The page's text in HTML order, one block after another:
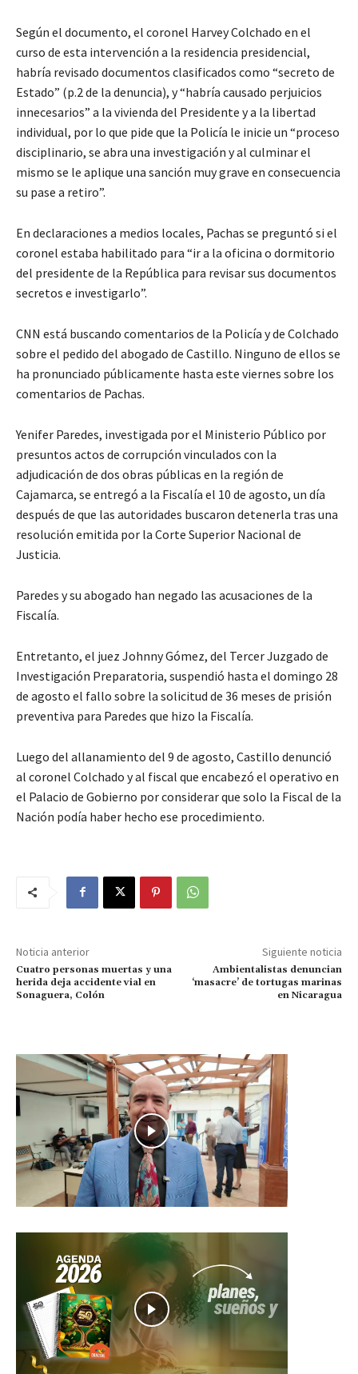
Según el documento, el coronel Harvey Colchado en el
curso de esta intervención a la residencia presidencial,
habría revisado documentos clasificados como “secreto de
Estado” (p.2 de la denuncia), y “habría causado perjuicios
innecesarios” a la vivienda del Presidente y a la libertad
individual, por lo que pide que la Policía le inicie un “proceso
disciplinario, se abra una investigación y al culminar el
mismo se le aplique una sanción muy grave en consecuencia
su pase a retiro”.
En declaraciones a medios locales, Pachas se preguntó si el
coronel estaba habilitado para “ir a la oficina o dormitorio
del presidente de la República para revisar sus documentos
secretos e investigarlo”.
CNN está buscando comentarios de la Policía y de Colchado
sobre el pedido del abogado de Castillo. Ninguno de ellos se
ha pronunciado públicamente hasta este viernes sobre los
comentarios de Pachas.
Yenifer Paredes, investigada por el Ministerio Público por
presuntos actos de corrupción vinculados con la
adjudicación de dos obras públicas en la región de
Cajamarca, se entregó a la Fiscalía el 10 de agosto, un día
después de que las autoridades buscaron detenerla tras una
resolución emitida por la Corte Superior Nacional de
Justicia.
Paredes y su abogado han negado las acusaciones de la
Fiscalía.
Entretanto, el juez Johnny Gómez, del Tercer Juzgado de
Investigación Preparatoria, suspendió hasta el domingo 28
de agosto el fallo sobre la solicitud de 36 meses de prisión
preventiva para Paredes que hizo la Fiscalía.
Luego del allanamiento del 9 de agosto, Castillo denunció
al coronel Colchado y al fiscal que encabezó el operativo en
el Palacio de Gobierno por considerar que solo la Fiscal de la
Nación podía haber hecho ese procedimiento.
Noticia anterior
Cuatro personas muertas y una
herida deja accidente vial en
Sonaguera, Colón
Siguiente noticia
Ambientalistas denuncian
‘masacre’ de tortugas marinas
en Nicaragua